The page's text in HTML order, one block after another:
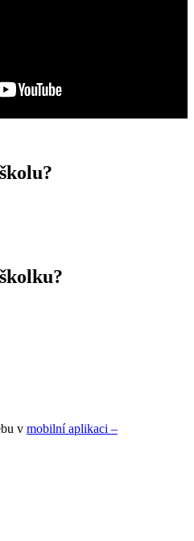
v mobilní aplikaci –